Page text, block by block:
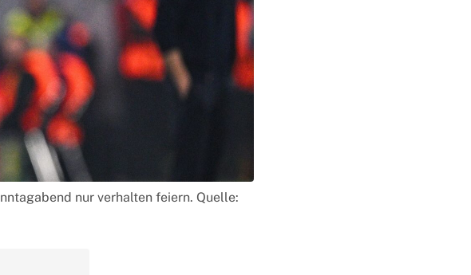
nur verhalten feiern. Quelle: